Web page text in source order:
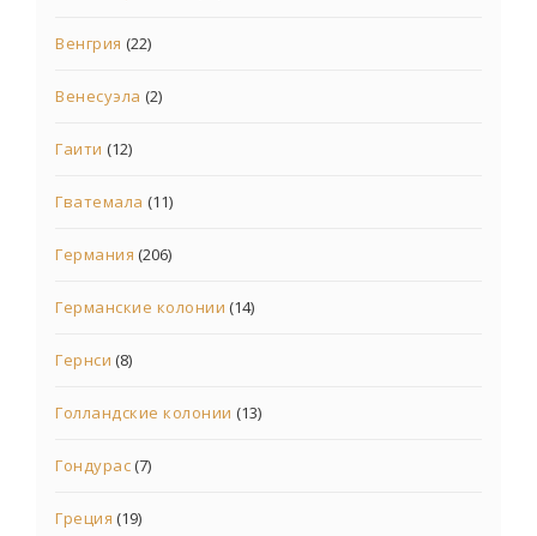
Венгрия (22)
Венесуэла (2)
Гаити (12)
Гватемала (11)
Германия (206)
Германские колонии (14)
Гернси (8)
Голландские колонии (13)
Гондурас(7)
Греция (19)